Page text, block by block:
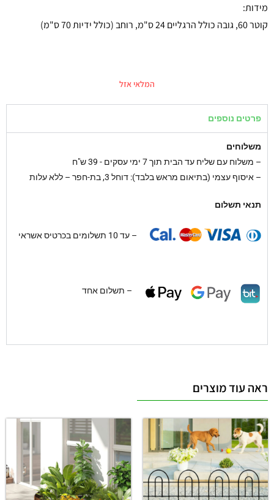
מידות:
קוטר 60, גובה כולל הרגליים 24 ס"מ, רוחב (כולל ידיות 70 ס"מ)
המלאי אזל
פרטים נוספים
משלוחים
– משלוח עם שליח עד הבית תוך 7 ימי עסקים - 39 ש"ח
– איסוף עצמי (בתיאום מראש בלבד): דוחל 3, בת-חפר – ללא עלות
תנאי תשלום
– עד 10 תשלומים בכרטיס אשראי
– תשלום אחד
ראה עוד מוצרים